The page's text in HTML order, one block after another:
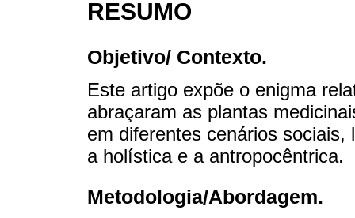
RESUMO
Objetivo/ Contexto.
Este artigo expõe o enigma
abraçaram as plantas
em diferentes cenários
a holística e a antropocêntrica.
Metodologia/Abordagem.